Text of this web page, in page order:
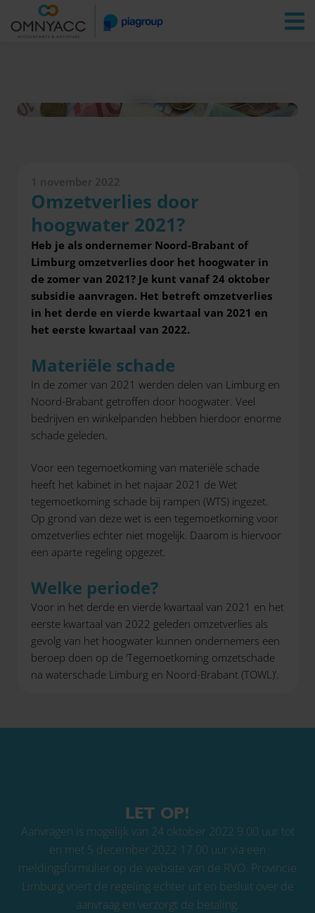
Vestigingen Zoeken
1 november 2022
Omzetverlies door
hoogwater 2021?
Heb je als ondernemer Noord-Brabant of
Limburg omzetverlies door het hoogwater in
de zomer van 2021? Je kunt vanaf 24 oktober
subsidie aanvragen. Het betreft omzetverlies
in het derde en vierde kwartaal van 2021 en
het eerste kwartaal van 2022.
Materiële schade
In de zomer van 2021 werden delen van Limburg en
Noord-Brabant getroffen door hoogwater. Veel
bedrijven en winkelpanden hebben hierdoor enorme
schade geleden.
Voor een tegemoetkoming van materiële schade
heeft het kabinet in het najaar 2021 de Wet
tegemoetkoming schade bij rampen (WTS) ingezet.
Op grond van deze wet is een tegemoetkoming voor
omzetverlies echter niet mogelijk. Daarom is hiervoor
een aparte regeling opgezet.
Welke periode?
Voor in het derde en vierde kwartaal van 2021 en het
eerste kwartaal van 2022 geleden omzetverlies als
gevolg van het hoogwater kunnen ondernemers een
beroep doen op de ‘Tegemoetkoming omzetschade
na waterschade Limburg en Noord-Brabant (TOWL)’.
LET OP!
Aanvragen is mogelijk van 24 oktober 2022 9.00 uur tot
en met 5 december 2022 17.00 uur via een
meldingsformulier op de website van de RVO. Provincie
Limburg voert de regeling echter uit en besluit over de
aanvraag en verzorgt de betaling.